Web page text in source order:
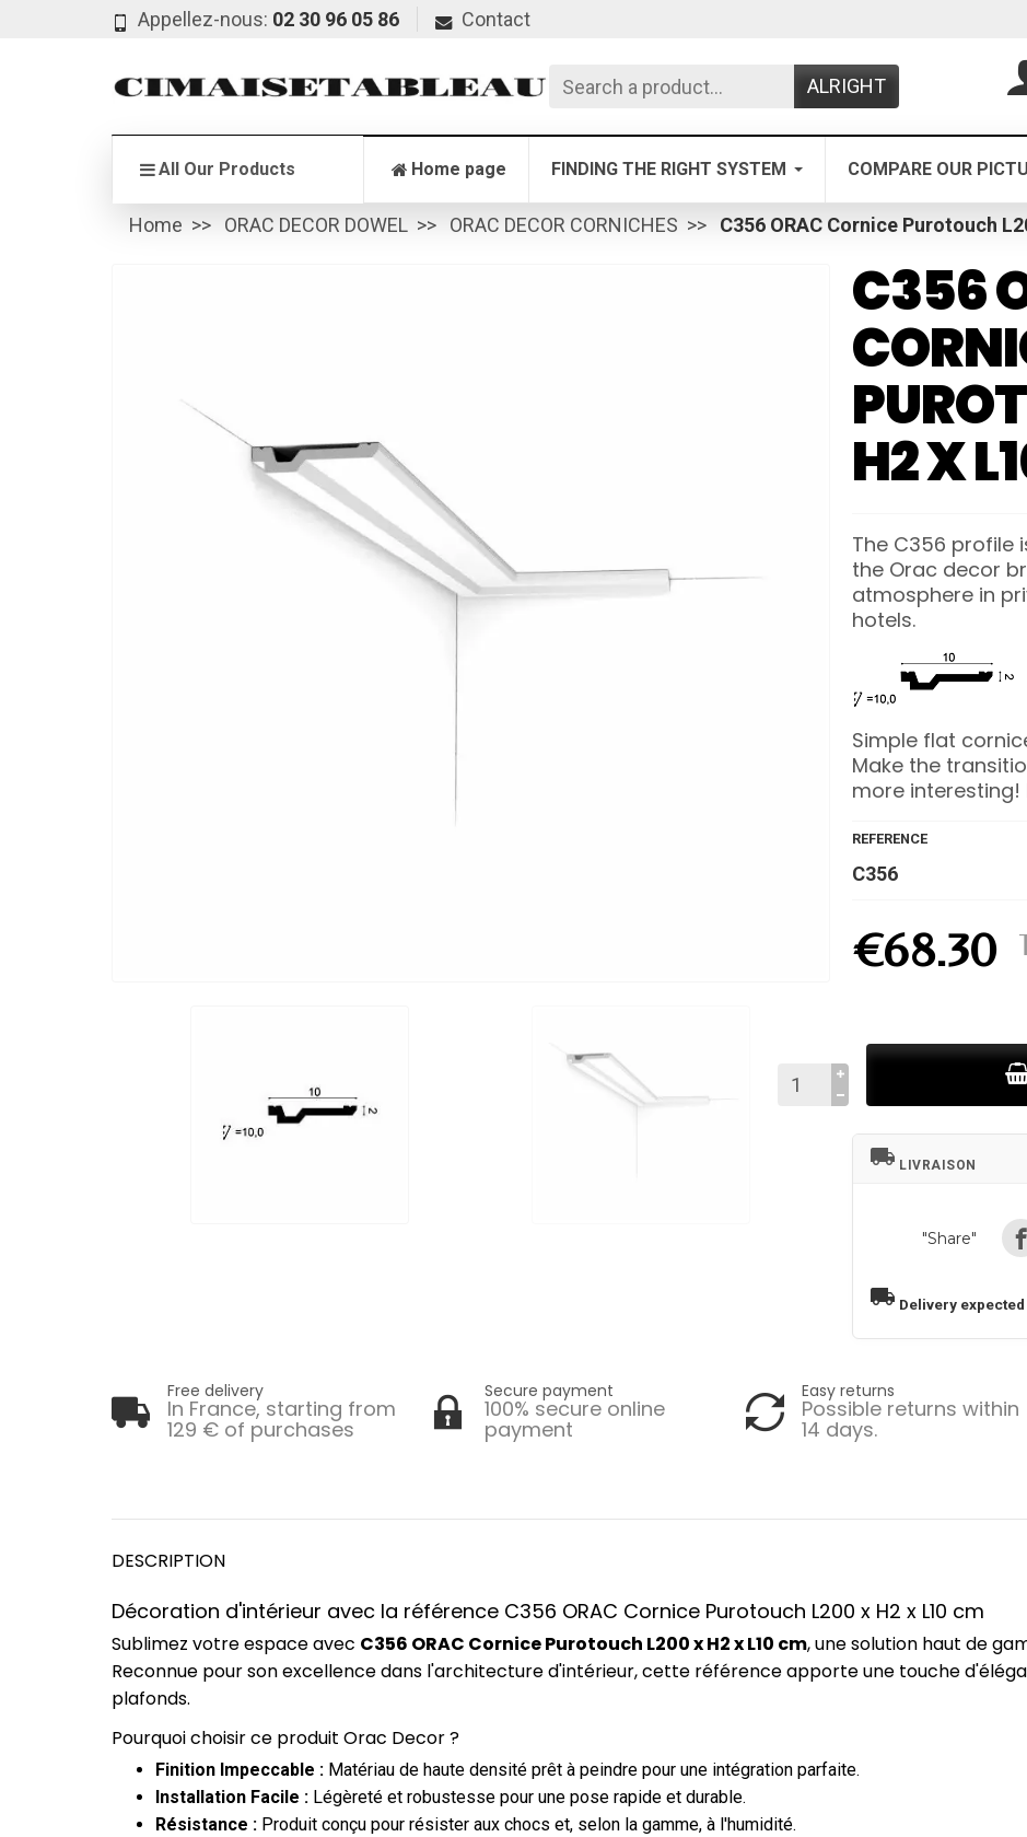
Appellez-nous: 02 30 96 05 86 Contact
ALRIGHT
All Our Products Home page FINDING THE RIGHT SYSTEM COMPARE OUR
Home ORAC DECOR DOWEL ORAC DECOR CORNICHES C356 ORAC Cornice Purotouch
C356
H2 X
The C356 profile
the Orac decor
atmosphere in
hotels.
Simple flat
Make the
more interesting!
REFERENCE
C356
€68.30
local_shipping LIVRAISON
"Share"
local_shipping Delivery
Free delivery
In France, starting from
129 € of purchases
Secure payment
100% secure online
payment
Easy returns
Possible returns within
14 days.
DESCRIPTION
Décoration d'intérieur avec la référence C356 ORAC Cornice Purotouch L200 x H2 x L10 cm
Sublimez votre espace avec C356 ORAC Cornice Purotouch L200 x H2 x L10 cm, une solution haut de
Reconnue pour son excellence dans l'architecture d'intérieur, cette référence apporte une touche
plafonds.
Pourquoi choisir ce produit Orac Decor ?
Finition Impeccable : Matériau de haute densité prêt à peindre pour une intégration parfaite.
Installation Facile : Légèreté et robustesse pour une pose rapide et durable.
Résistance : Produit conçu pour résister aux chocs et, selon la gamme, à l'humidité.